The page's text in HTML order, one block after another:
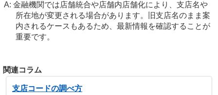
金融機関では店舗統合や店舗内店舗化により、支店名や
所在地が変更される場合があります。旧支店名のまま案
内されるケースもあるため、最新情報を確認することが
重要です。
関連コラム
支店コードの調べ方